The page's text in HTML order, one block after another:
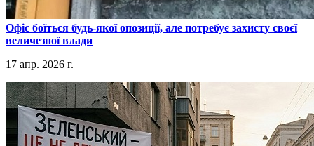
​Офіс боїться будь-якої опозиції, але потребує захисту своєї
величезної влади
17 апр. 2026 г.